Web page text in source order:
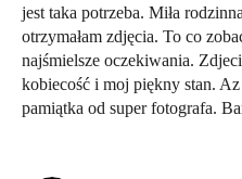
jest taka potrzeba. Miła
otrzymałam zdjęcia. To co
najśmielsze oczekiwania.
kobiecość i moj piękny stan. Az
pamiątka od super fotografa.